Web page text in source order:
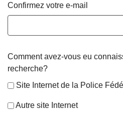
Confirmez votre e-mail
Comment avez-vous eu
recherche?
Site Internet de la Police
Autre site Internet